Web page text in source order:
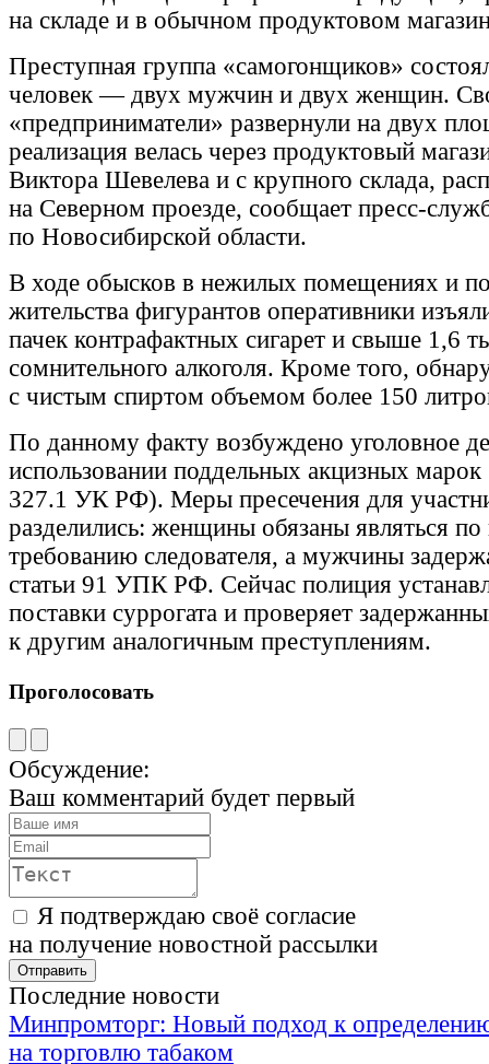
на складе и в обычном продуктовом
Преступная группа «самогонщиков»
человек — двух мужчин и двух женщин.
«предприниматели» развернули на двух
реализация велась через продуктовый
Виктора Шевелева и с крупного склада,
на Северном проезде, сообщает пресс-
по Новосибирской области.
В ходе обысков в нежилых помещениях и
жительства фигурантов оперативники
пачек контрафактных сигарет и свыше 1,6
сомнительного алкоголя. Кроме того,
с чистым спиртом объемом более 150
По данному факту возбуждено уголовное
использовании поддельных акцизных
327.1 УК РФ). Меры пресечения для
разделились: женщины обязаны являться
требованию следователя, а мужчины
статьи 91 УПК РФ. Сейчас полиция
поставки суррогата и проверяет
к другим аналогичным преступлениям.
Проголосовать
Обсуждение:
Ваш комментарий будет первый
Я подтверждаю своё согласие
на получение новостной рассылки
Последние новости
Минпромторг: Новый подход к
на торговлю табаком